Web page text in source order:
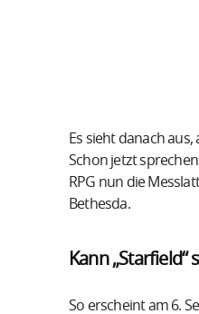
Es sieht danach
Schon jetzt
RPG nun die
Bethesda.
Kann „Starfield“
So erscheint am 6.